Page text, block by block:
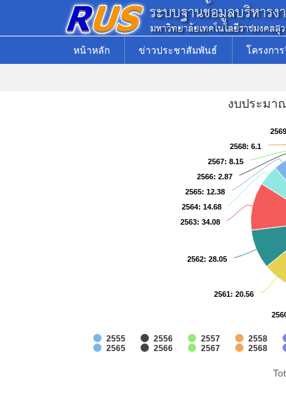
หน้าหลัก ข่าวประชาสัมพันธ์ โครงกา
งบประมา
2561: 20.56
2561: 20.56
2562: 28.05
2562: 28.05
2563: 34.08
2563: 34.08
2564: 14.68
2564: 14.68
2565: 12.38
2565: 12.38
2566: 2.87
2566: 2.87
2567: 8.15
2567: 8.15
2568: 6.1
2568: 6.1
2569
2569
2555 2556 2557 2558
2565
2566 2567 2568